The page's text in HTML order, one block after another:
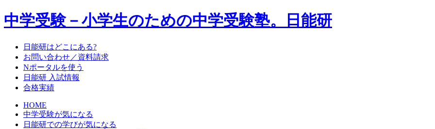
中学受験－小学生のための中学受験塾。日能研
日能研はどこにある?
お問い合わせ／資料請求
Nポータルを使う
日能研 入試情報
合格実績
HOME
中学受験が気になる
日能研での学びが気になる